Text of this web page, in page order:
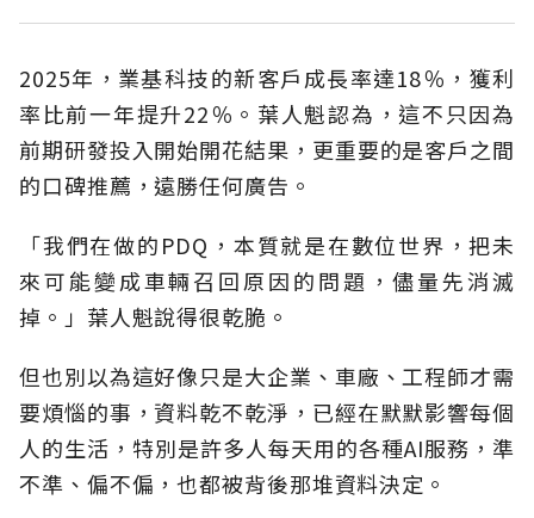
2025年，業基科技的新客戶成長率達18％，獲利
率比前一年提升22％。葉人魁認為，這不只因為
前期研發投入開始開花結果，更重要的是客戶之間
的口碑推薦，遠勝任何廣告。
「我們在做的PDQ，本質就是在數位世界，把未
來可能變成車輛召回原因的問題，儘量先消滅
掉。」葉人魁說得很乾脆。
但也別以為這好像只是大企業、車廠、工程師才需
要煩惱的事，資料乾不乾淨，已經在默默影響每個
人的生活，特別是許多人每天用的各種AI服務，準
不準、偏不偏，也都被背後那堆資料決定。